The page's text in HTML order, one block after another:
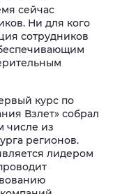
сейчас
Ни для кого
сотрудников
курс по
Взлет» собрал
числе из
регионов.
лидером